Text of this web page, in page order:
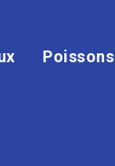
Poissons